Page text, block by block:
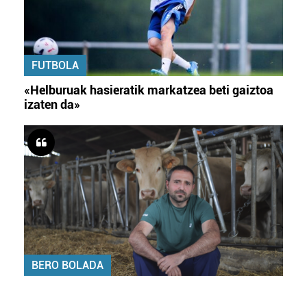
FUTBOLA
«Helburuak hasieratik markatzea beti gaiztoa
izaten da»
BERO BOLADA